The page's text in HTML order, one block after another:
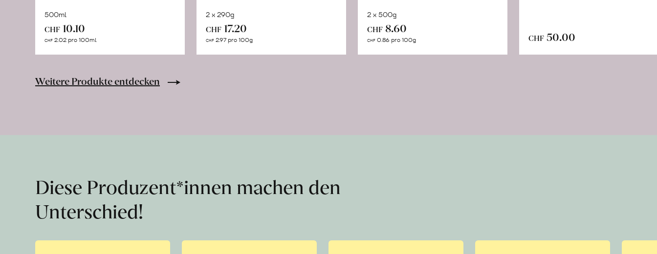
500ml
CHF 10.10
CHF 2.02 pro 100ml
2 x 290g
CHF 17.20
CHF 2.97 pro 100g
2 x 500g
CHF 8.60
CHF 0.86 pro 100g CHF 50.00
Warenkorb
Weitere Produkte entdecken
Diese Produzent*innen machen den
Unterschied!